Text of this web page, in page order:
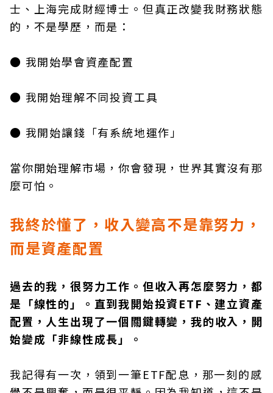
士、上海完成財經博士。但真正改變我財務狀態
的，不是學歷，而是：
● 我開始學會資產配置
● 我開始理解不同投資工具
● 我開始讓錢「有系統地運作」
當你開始理解市場，你會發現，世界其實沒有那
麼可怕。
我終於懂了，收入變高不是靠努力，
而是資產配置
過去的我，很努力工作。但收入再怎麼努力，都
是「線性的」。直到我開始投資ETF、建立資產
配置，人生出現了一個關鍵轉變，我的收入，開
始變成「非線性成長」。
我記得有一次，領到一筆ETF配息，那一刻的感